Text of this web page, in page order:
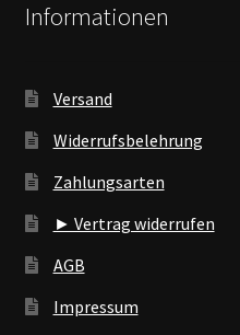
Informationen
Versand
Widerrufsbelehrung
Zahlungsarten
► Vertrag widerrufen
AGB
Impressum